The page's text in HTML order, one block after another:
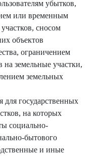
убытков,
или временным
сносом
объектов
ограничением
земельные участки,
земельных
для государственных
на которых
социально-
бытового
и иные